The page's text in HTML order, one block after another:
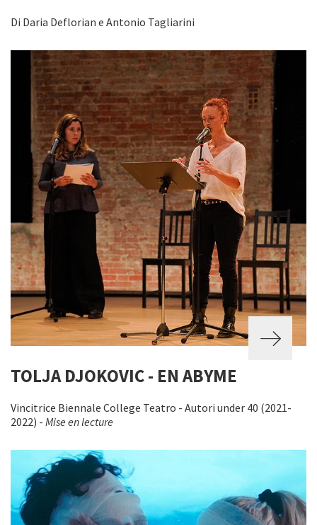
Di Daria Deflorian e Antonio Tagliarini
TOLJA DJOKOVIC - EN ABYME
Vincitrice Biennale College Teatro - Autori under 40 (2021-
2022) - Mise en lecture